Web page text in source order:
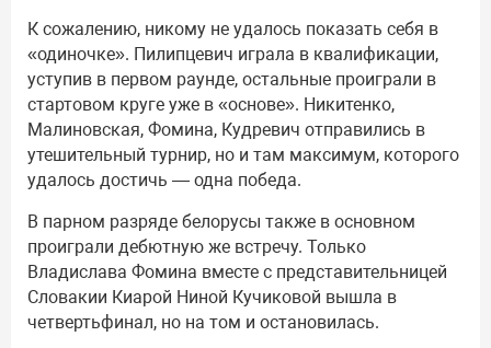
К сожалению, никому не удалось показать себя в
«одиночке». Пилипцевич играла в квалификации,
уступив в первом раунде, остальные проиграли в
стартовом круге уже в «основе». Никитенко,
Малиновская, Фомина, Кудревич отправились в
утешительный турнир, но и там максимум, которого
удалось достичь — одна победа.
В парном разряде белорусы также в основном
проиграли дебютную же встречу. Только
Владислава Фомина вместе с представительницей
Словакии Киарой Ниной Кучиковой вышла в
четвертьфинал, но на том и остановилась.